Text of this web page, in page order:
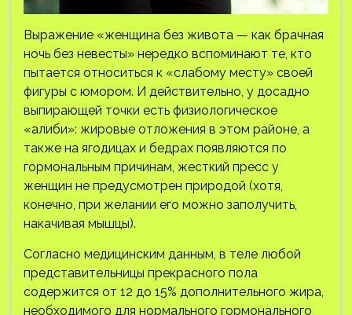
Выражение «женщина без живота — как брачная
ночь без невесты» нередко вспоминают те, кто
пытается относиться к «слабому месту» своей
фигуры с юмором. И действительно, у досадно
выпирающей точки есть физиологическое
«алиби»: жировые отложения в этом районе, а
также на ягодицах и бедрах появляются по
гормональным причинам, жесткий пресс у
женщин не предусмотрен природой (хотя,
конечно, при желании его можно заполучить,
накачивая мышцы).
Согласно медицинским данным, в теле любой
представительницы прекрасного пола
содержится от 12 до 15% дополнительного жира,
необходимого для нормального гормонального